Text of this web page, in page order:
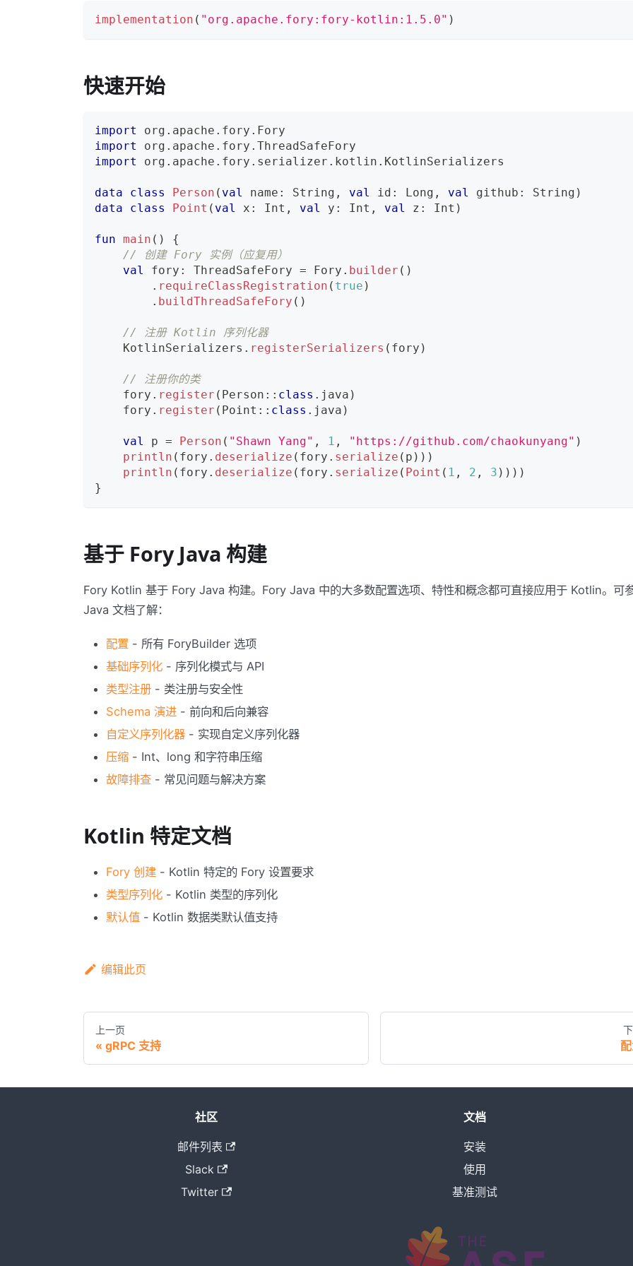
implementation ( "org.apache.fory:fory-kotlin:1.5.0" )
快速开始
import org . apache . fory . Fory
import
org . apache . fory . ThreadSafeFory
import
org . apache . fory . serializer . kotlin . KotlinSerializers
data class Person ( val name : String , val id : Long , val github : String )
data
class Point ( val x : Int , val y : Int , val z : Int )
fun main ( )
{
// 创建 Fory 实例（应复用）
val
fory : ThreadSafeFory = Fory . builder ( )
. requireClassRegistration ( true )
. buildThreadSafeFory ( )
// 注册 Kotlin 序列化器
    KotlinSerializers
. registerSerializers ( fory )
// 注册你的类
    fory
. register ( Person :: class . java )
    fory
. register ( Point :: class . java )
val p = Person ( "Shawn Yang" , 1 , "https://github.com/chaokunyang" )
println ( fory . deserialize ( fory . serialize ( p ) ) )
println ( fory . deserialize ( fory . serialize ( Point ( 1 , 2 , 3 ) ) ) )
}
基于 Fory Java 构建
Fory Kotlin 基于 Fory Java 构建。Fory Java 中的大多数配置选项、特性和概念都可直接应用于 Kotlin。可
Java 文档了解：
配置 - 所有 ForyBuilder 选项
基础序列化 - 序列化模式与 API
类型注册 - 类注册与安全性
Schema 演进 - 前向和后向兼容
自定义序列化器 - 实现自定义序列化器
压缩 - Int、long 和字符串压缩
故障排查 - 常见问题与解决方案
Kotlin 特定文档
Fory 创建 - Kotlin 特定的 Fory 设置要求
类型序列化 - Kotlin 类型的序列化
默认值 - Kotlin 数据类默认值支持
编辑此页
上一页
gRPC 支持
社区
邮件列表
Slack
Twitter
文档
安装
使用
基准测试